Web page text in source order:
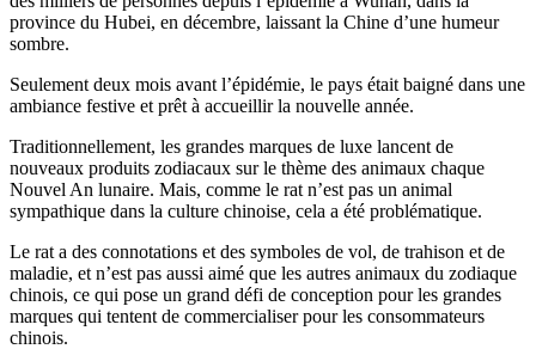
province du Hubei, en décembre, laissant la Chine d’une humeur
sombre.
Seulement deux mois avant l’épidémie, le pays était baigné dans une
ambiance festive et prêt à accueillir la nouvelle année.
Traditionnellement, les grandes marques de luxe lancent de
nouveaux produits zodiacaux sur le thème des animaux chaque
Nouvel An lunaire. Mais, comme le rat n’est pas un animal
sympathique dans la culture chinoise, cela a été problématique.
Le rat a des connotations et des symboles de vol, de trahison et de
maladie, et n’est pas aussi aimé que les autres animaux du zodiaque
chinois, ce qui pose un grand défi de conception pour les grandes
marques qui tentent de commercialiser pour les consommateurs
chinois.